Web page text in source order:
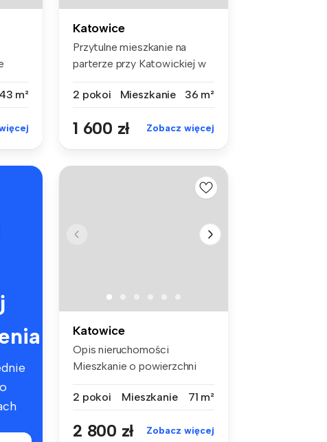
43 m²
Katowice
Przytulne mieszkanie na
parterze przy Katowickiej w
2 pokoi
Mieszkanie 36 m²
1 600 zł Zobacz więcej
Katowice
Opis nieruchomości
Mieszkanie o powierzchni
2 pokoi
Mieszkanie 71 m²
2 800 zł Zobacz więcej